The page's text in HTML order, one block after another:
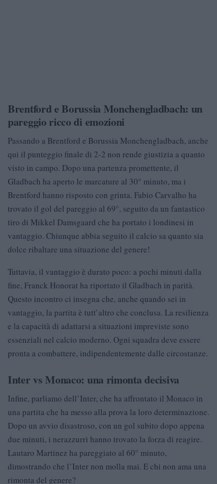
Brentford e Borussia Monchengladbach: un
pareggio ricco di emozioni
Passando a Brentford e Borussia Monchengladbach, anche
qui il punteggio finale di 2-2 non rende giustizia a quanto
visto in campo. Dopo una partenza promettente, il
Gladbach ha aperto le marcature al 30° minuto, ma i
Brentford hanno risposto con grinta. Fabio Carvalho ha
trovato il gol del pareggio al 69°, seguito da un fantastico
tiro di Mikkel Damsgaard che ha portato i londinesi in
vantaggio. Chiunque abbia seguito il calcio sa quanto sia
dolce ribaltare una situazione del genere!
Tuttavia, il vantaggio è durato poco: a pochi minuti dalla
fine, Franck Honorat ha riportato il Gladbach in parità.
Questo incontro ci insegna che, anche quando sei in
vantaggio, la partita è tutt’altro che conclusa. La resilienza
e la capacità di adattarsi a situazioni impreviste sono
essenziali nel calcio moderno. Ogni squadra deve essere
pronta a combattere, indipendentemente dalle circostanze.
Inter vs Monaco: una rimonta decisiva
Infine, parliamo dell’Inter, che ha affrontato il Monaco in
una partita che ha messo alla prova la loro determinazione.
Dopo un avvio disastroso, con un gol subito dopo appena
due minuti, i nerazzurri hanno trovato la forza di reagire.
Lautaro Martinez ha pareggiato al 60° minuto,
dimostrando che l’Inter non molla mai. E chi non ama una
rimonta del genere?